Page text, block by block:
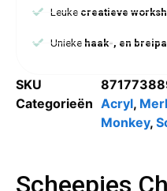
Leuke creatieve
Uniekehaak-, en
SKU
Categorieën Acryl,
Monkey,
Scheepjes